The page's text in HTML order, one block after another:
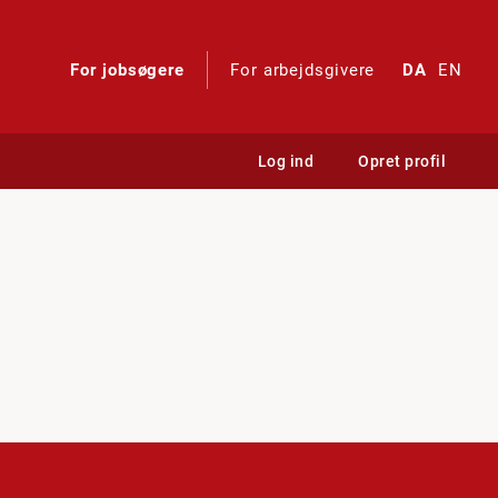
For jobsøgere For arbejdsgivere DA EN
Log ind Opret profil